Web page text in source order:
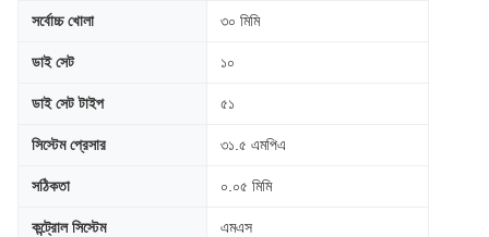
সর্বোচ্চ খোলা ৩০ মিমি
ডাই সেট ১০
ডাই সেট টাইপ ৫১
সিস্টেম প্রেসার ৩১.৫ এমপিএ
সঠিকতা ০.০৫ মিমি
কন্ট্রোল সিস্টেম এমএস